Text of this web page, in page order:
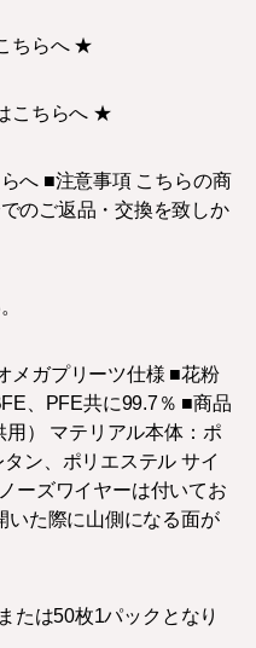
ちらへ ★
こちらへ ★
へ ■注意事項 こちらの商
のご返品・交換を致しか
メガプリーツ仕様 ■花粉
、PFE共に99.7％ ■商品
） マテリアル本体：ポ
ン、ポリエステル サイ
ーズワイヤーは付いてお
いた際に山側になる面が
たは50枚1パックとなり